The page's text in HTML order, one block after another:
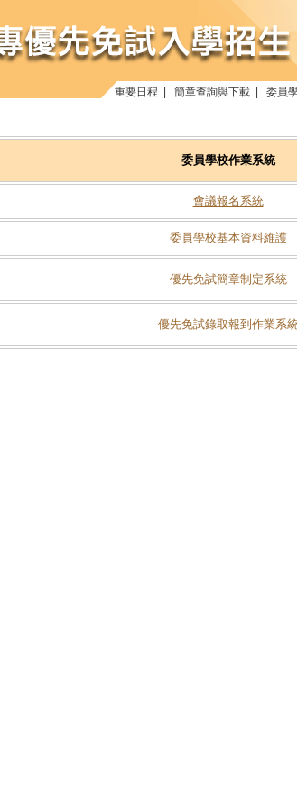
重要日程 簡章查詢與下載 委員
委員學校作業系統
會議報名系統
委員學校基本資料維護
優先免試簡章制定系統
優先免試錄取報到作業系